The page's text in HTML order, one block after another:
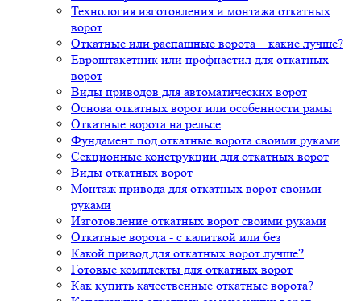
Технология изготовления и монтажа откатных
ворот
Откатные или распашные ворота – какие лучше?
Евроштакетник или профнастил для откатных
ворот
Виды приводов для автоматических ворот
Основа откатных ворот или особенности рамы
Откатные ворота на рельсе
Фундамент под откатные ворота своими руками
Секционные конструкции для откатных ворот
Виды откатных ворот
Монтаж привода для откатных ворот своими
руками
Изготовление откатных ворот своими руками
Откатные ворота - с калиткой или без
Какой привод для откатных ворот лучше?
Готовые комплекты для откатных ворот
Как купить качественные откатные ворота?